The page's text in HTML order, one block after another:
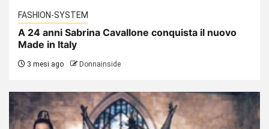
FASHION-SYSTEM
A 24 anni Sabrina Cavallone conquista il nuovo
Made in Italy
3 mesi ago Donnainside